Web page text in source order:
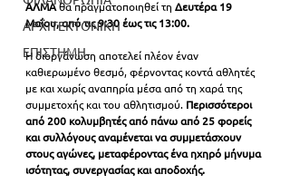
ΑΡΧΙΤΕΚΤΟΝΙΚΗ
ΕΠΙΣΤΗΜΗ
ΑΛΜΑ θα πραγματοποιηθεί τη Δευτέρα 19
Μαΐου, από τις 9:30 έως τις 13:00.
Η διοργάνωση αποτελεί πλέον έναν
καθιερωμένο θεσμό, φέρνοντας κοντά αθλητές
με και χωρίς αναπηρία μέσα από τη χαρά της
συμμετοχής και του αθλητισμού. Περισσότεροι
από 200 κολυμβητές από πάνω από 25 φορείς
και συλλόγους αναμένεται να συμμετάσχουν
στους αγώνες, μεταφέροντας ένα ηχηρό μήνυμα
ισότητας, συνεργασίας και αποδοχής.